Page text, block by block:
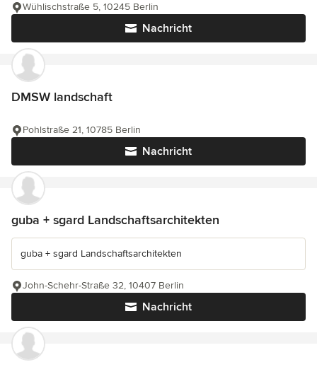
Nachricht
Wühlischstraße 5, 10245 Berlin
DMSW landschaft
Nachricht
Pohlstraße 21, 10785 Berlin
guba + sgard Landschaftsarchitekten
guba + sgard Landschaftsarchitekten
Nachricht
John-Schehr-Straße 32, 10407 Berlin